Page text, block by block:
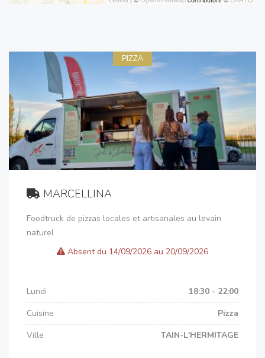
PIZZA
MARCELLINA
Foodtruck de pizzas locales et artisanales au levain
naturel
Absent du 14/09/2026 au 20/09/2026
Lundi
18:30 - 22:00
Cuisine
Pizza
Ville
TAIN-L'HERMITAGE